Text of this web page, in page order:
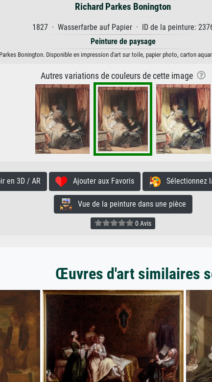
Richard Parkes Bonington
1827 · Wasserfarbe auf Papier · ID de la peinture:
Peinture de paysage
Parkes Bonington. Disponible en impression d'art sur toile, papier photo, carton
Autres variations de couleurs de cette image
en 3D / AR Ajouter aux Favoris Sélectionnez
Vue de la peinture dans une pièce
0 Avis
Œuvres d'art similaires